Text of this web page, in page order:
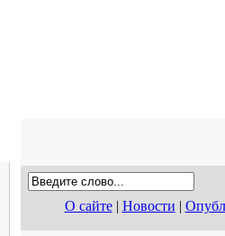
О сайте| Новости |